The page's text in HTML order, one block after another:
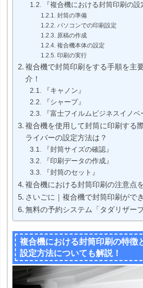
『複合機における封筒印刷の設
封筒の準備
パソコンでの印刷設定
原稿の作成
複合機本体の設定
印刷の実行
複合機で封筒印刷をする手順を主
介！
『キャノン』
『シャープ』
『富士フイルムビジネスイノベ
複合機を使用して封筒に印刷する
ライバーの設定方法は？
『封筒サイズの確認』
『印刷データの作成』
『封筒のセット』
複合機における封筒印刷の注意点
さいごに｜複合機で封筒印刷がで
無料の予約システム「タダリザーブ
複合機における封筒印刷の特徴
設定方法についても解説！